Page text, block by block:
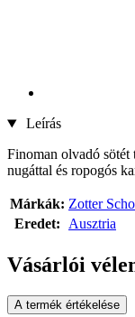
Leírás
Finoman olvadó sötét
nugáttal és ropogós
Márkák: Zotter
Eredet:
Ausztria
Vásárlói
A termék értékelése